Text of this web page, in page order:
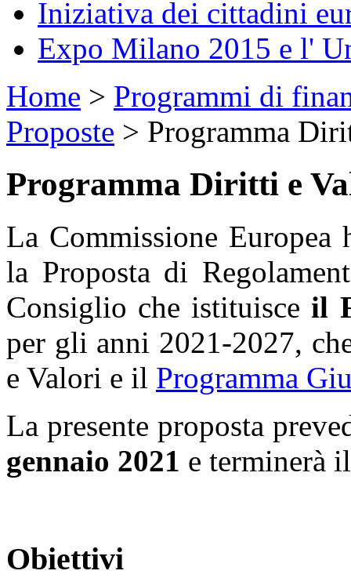
Iniziativa dei cittadini
Expo Milano 2015 e l'
Home > Programmi di
Proposte > Programma
Programma Diritti e
La Commissione
la Proposta di
Consiglio che istituisce il
per gli anni 2021-2027,
e Valori e il Programma
La presente proposta
gennaio 2021 e terminerà
Obiettivi